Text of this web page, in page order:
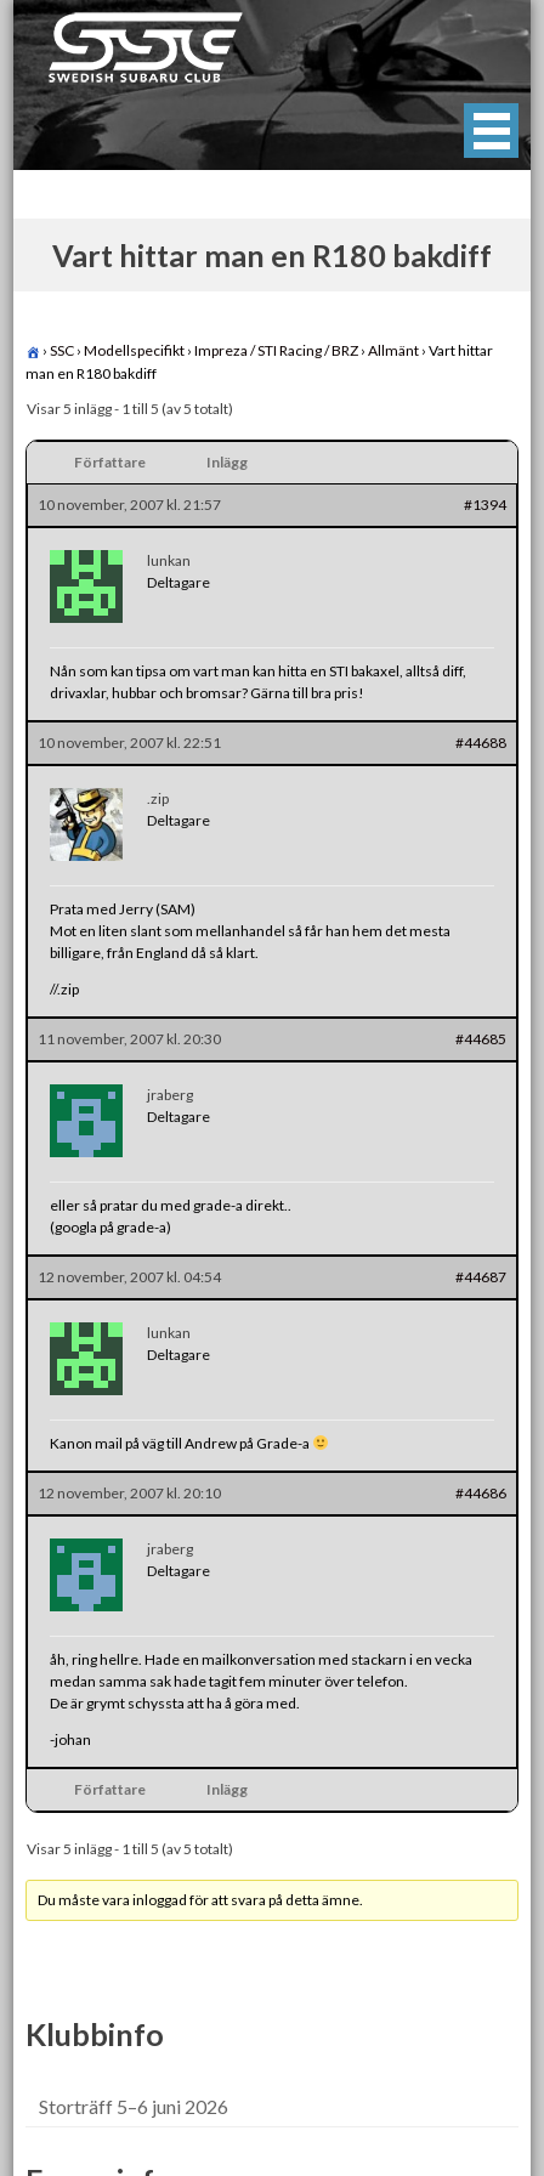
Skip
to
content
Swedish Subaru Club
För oss som älskar Subaru!
Vart hittar man en R180 bakdiff
› SSC › Modellspecifikt › Impreza / STI Racing / BRZ › Allmänt › Vart hittar
man en R180 bakdiff
Visar 5 inlägg - 1 till 5 (av 5 totalt)
Författare Inlägg
10 november, 2007 kl. 21:57 #1394
lunkan
Deltagare
Nån som kan tipsa om vart man kan hitta en STI bakaxel, alltså diff,
drivaxlar, hubbar och bromsar? Gärna till bra pris!
10 november, 2007 kl. 22:51 #44688
.zip
Deltagare
Prata med Jerry (SAM)
Mot en liten slant som mellanhandel så får han hem det mesta
billigare, från England då så klart.
//.zip
11 november, 2007 kl. 20:30 #44685
jraberg
Deltagare
eller så pratar du med grade-a direkt..
(googla på grade-a)
12 november, 2007 kl. 04:54 #44687
lunkan
Deltagare
Kanon mail på väg till Andrew på Grade-a
12 november, 2007 kl. 20:10 #44686
jraberg
Deltagare
åh, ring hellre. Hade en mailkonversation med stackarn i en vecka
medan samma sak hade tagit fem minuter över telefon.
De är grymt schyssta att ha å göra med.
-johan
Författare Inlägg
Visar 5 inlägg - 1 till 5 (av 5 totalt)
Du måste vara inloggad för att svara på detta ämne.
Klubbinfo
Storträff 5–6 juni 2026